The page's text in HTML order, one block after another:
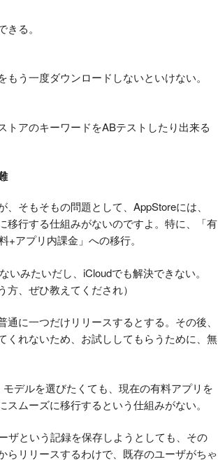
る。
う一度ダウンロードしないといけない。
トアのキーワードをABテストしたり出来る
そもそもの問題として、AppStoreには、
移行する仕組みがないのですよ。特に、「有
料+アプリ内課金」への移行。
いみたいだし、iCloudでも解決できない。
方、ぜひ教えてくだされ）
に一つだけリリースするとする。その後、
くれないため、お試ししてもらうために、無
デルを選びたくても、現在の有料アプリを
ムーズに移行するという仕組みがない。
ザという記録を保存しようとしても、その
らリリースするわけで、既存のユーザがちゃ